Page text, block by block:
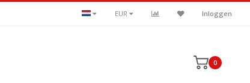
EUR Inloggen
0